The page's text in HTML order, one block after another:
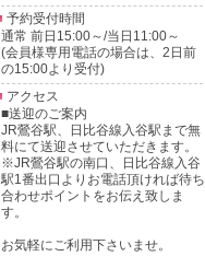
予約受付時間
通常 前日15:00～/当日11:00～
(会員様専用電話の場合は、2日前
の15:00より受付)
アクセス
■送迎のご案内
JR鶯谷駅、日比谷線入谷駅まで無
料にて送迎させていただきます。
※JR鶯谷駅の南口、日比谷線入谷
駅1番出口よりお電話頂ければ待ち
合わせポイントをお伝え致しま
す。
お気軽にご利用下さいませ。